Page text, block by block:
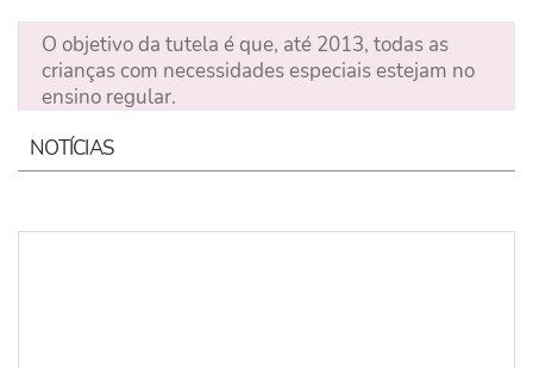
O objetivo da tutela é que, até 2013, todas as
crianças com necessidades especiais estejam no
ensino regular.
NOTÍCIAS